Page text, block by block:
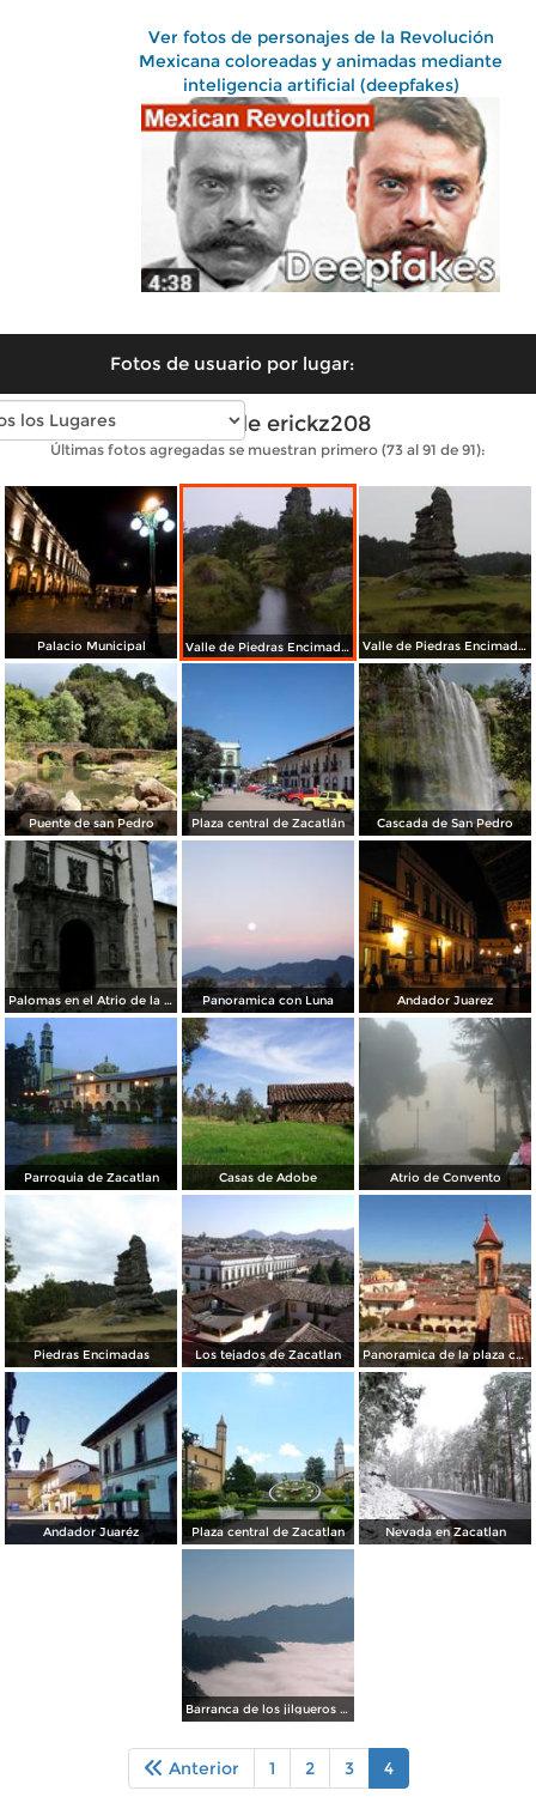
Ver fotos de personajes de la Revolución
Mexicana coloreadas y animadas mediante
inteligencia artificial (deepfakes)
Fotos de usuario por lugar:
Fotos de erickz208
Últimas fotos agregadas se muestran primero (73 al 91 de 91):
Palacio Municipal Valle de Piedras Encimadas Valle de Piedras Encimadas
Puente de san Pedro Plaza central de Zacatlán Cascada de San Pedro
Palomas en el Atrio de la Parroquia Panoramica con Luna Andador Juarez
Parroquia de Zacatlan Casas de Adobe Atrio de Convento
Piedras Encimadas Los tejados de Zacatlan Panoramica de la plaza central
Andador Juaréz Plaza central de Zacatlan Nevada en Zacatlan
Barranca de los jilgueros entre niebla
Anterior 1 2 3 4